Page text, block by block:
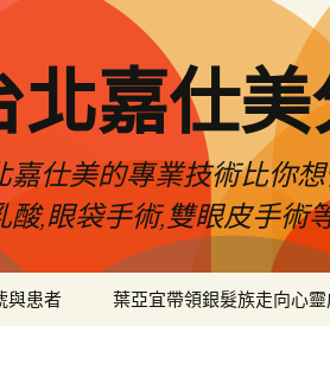
北嘉仕
嘉仕美的專業技術比你
酸,眼袋手術,雙眼皮手術
與患者 葉亞宜帶領銀髮族走向心